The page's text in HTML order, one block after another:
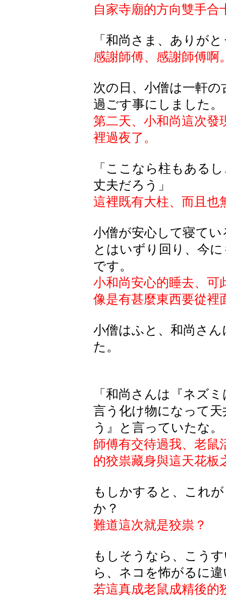
自家寺廟的方向雙手合
「和尚さま、ありが
感謝師傅、感謝師傅啊
次の日、小僧は一軒
過ごす事にしました。
第二天、小和尚這次發
裡過夜了。
「ここなら柱もある
丈夫だろう」
這裡既有大柱、而且也
小僧が安心して寝て
とはいずり回り、今
です。
小和尚安心的睡去、可
像是有甚麼東西要從裡
小僧はふと、和尚さ
た。
「和尚さんは『ネズ
言う化け物になって
う』と言っていたな。
師傅有交待過我、老鼠
的狡祟藏身與這天花板
もしかすると、これ
か？
難道這次就是狡祟？
もしそうなら、こう
ら、ネコを怖がるに
若這真成老鼠成精後的